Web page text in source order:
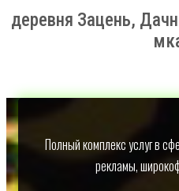
деревня Зацень,
Полный комплекс услуг в
рекламы,